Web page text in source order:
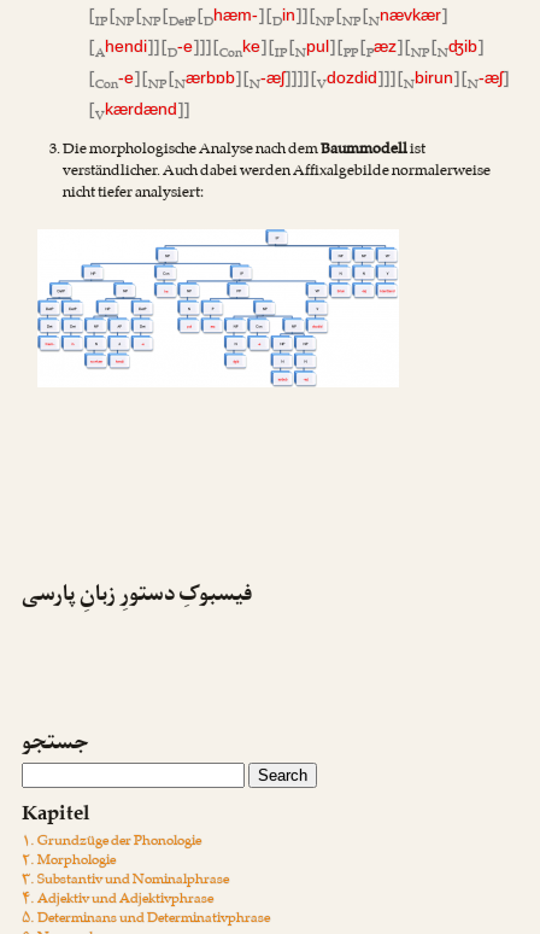
[IP[NP[NP[DetP[Dhæm-] [Din]] [NP[NP[Nnævkær]
[Ahendi]] [D-e]]] [Conke] [IP[Npul] [PP[Pæz] [NP[Nʤib]
[Con-e] [NP[Nærbɒb] [N-æʃ]]]] [Vdozdid]]] [Nbirun] [N-æʃ]
[Vkærdænd]]
Die morphologische Analyse nach demBaummodellist
verständlicher. Auch dabei werden Affixalgebilde normalerweise
nicht tiefer analysiert:
فیسبوکِ دستورِ زبانِ پارسی
جستجو
Kapitel
۱. Grundzüge der Phonologie
۲. Morphologie
۳. Substantiv und Nominalphrase
۴. Adjektiv und Adjektivphrase
۵. Determinans und Determinativphrase